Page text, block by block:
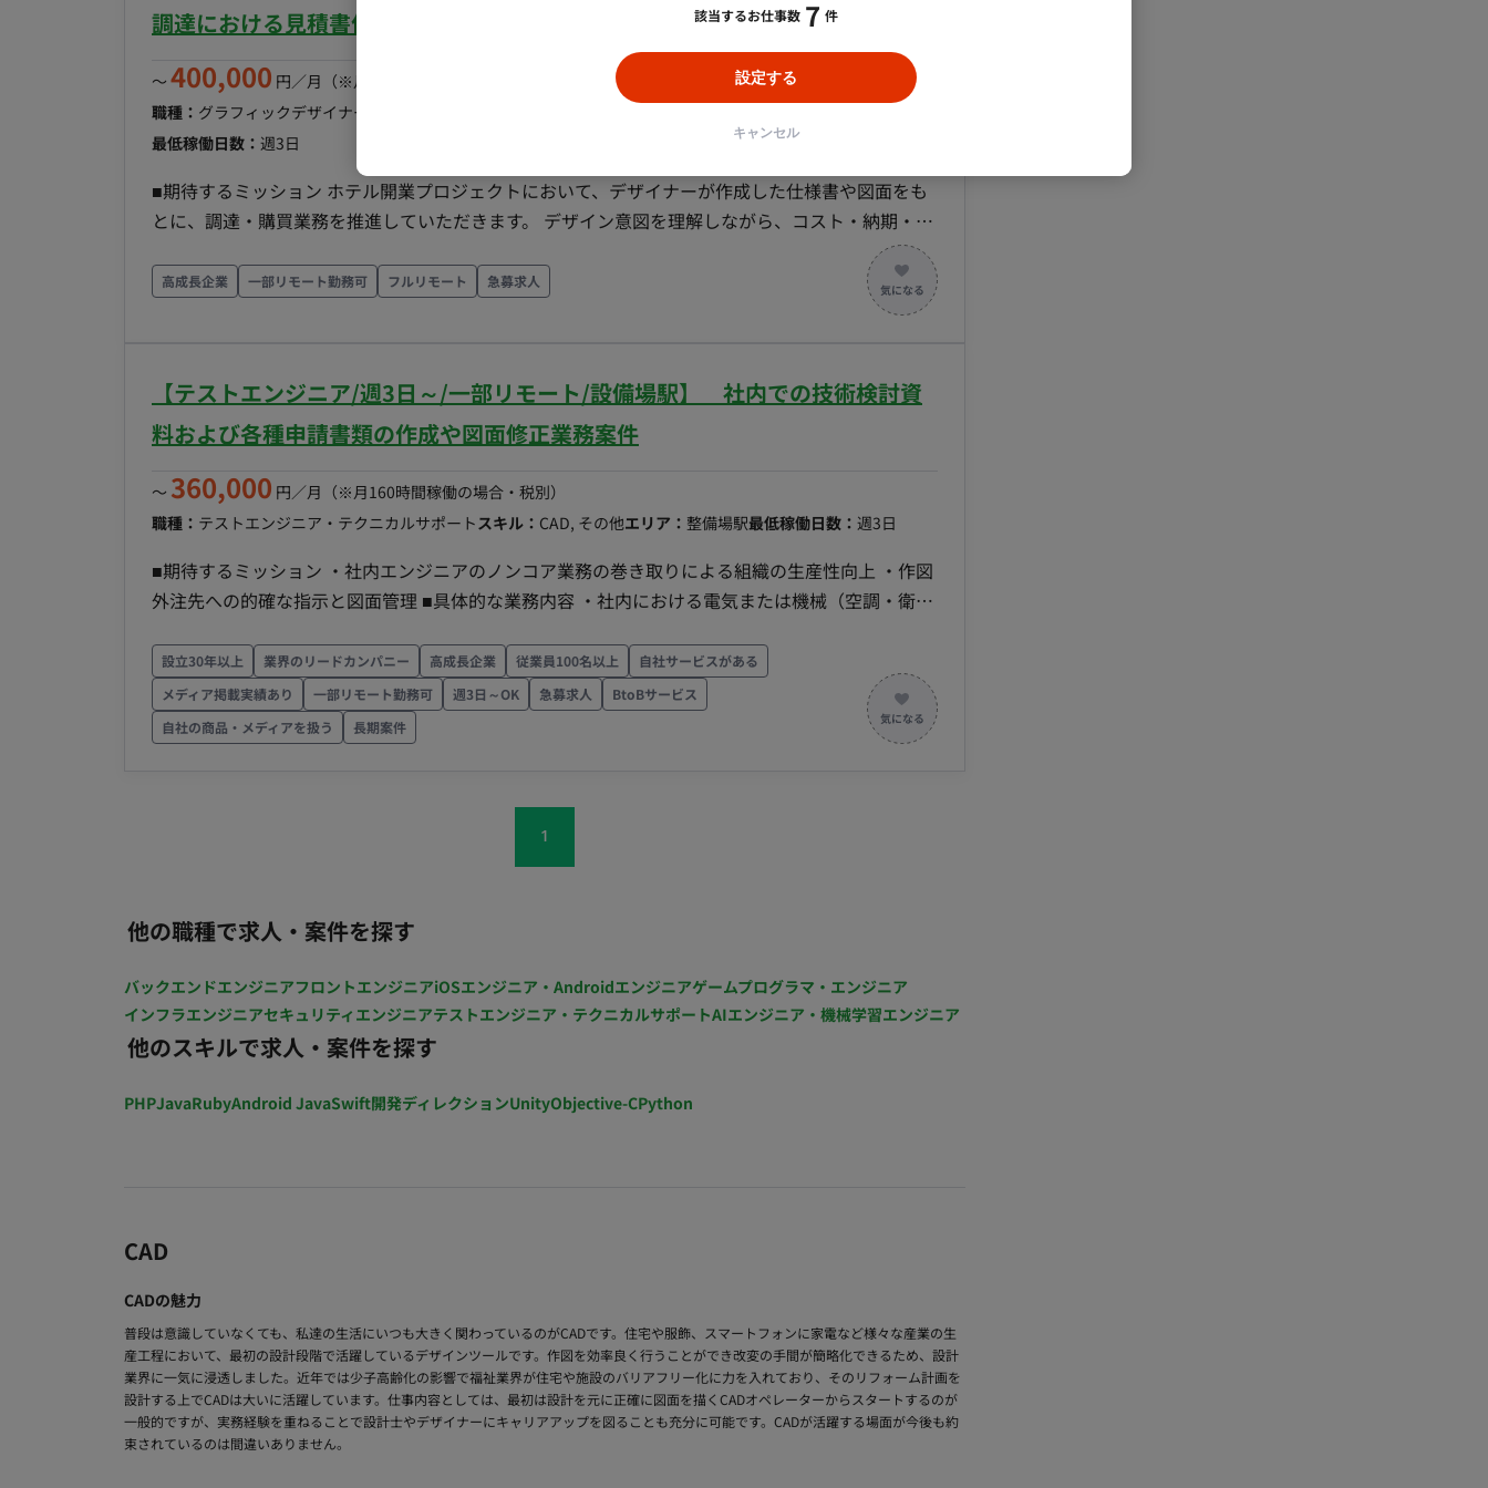
反映 ・プロジェクト関連の膨大なドキュメント（PDF、Excelなど）の整理・管理 ■働き方 ・月の
稼働量：応相談 ・リモート稼働：可能 ・コアタイム：10:00～17：00の間で稼働いただけると尚可
になります。 ※土日休み ※ホテルなどの現場出社も可能です！！
調達における見積書作成・ホテル向けOS&E・FF&E調達業務案件
〜 400,000 円／月 （※月160時間稼働の場合・税別）
職種： グラフィックデザイナー・CGデザイナー・イラストレーター
最低稼働日数： 週3日
■期待するミッション ホテル開業プロジェクトにおいて、デザイナーが作成した仕様書や図面をも
とに、調達・購買業務を推進していただきます。 デザイン意図を理解しながら、コスト・納期・品
【OS&E調達業務】 ・ホテル備品の選定支援 ・食器・グラス・カトラリー・寝具・アメニティ・客
品質管理 ・サプライヤー管理 ・開業準備・納品立会い 【資料作成・事務サポート】 ・Excelでの調
達リスト管理 ・発注書作成 ・各種資料整理 ・PDF・Excelデータ管理 ■働き方 ・月の稼働量：応相
す。 ※土日休み ※ホテルなどの現場出社も可能です！！
高成長企業 一部リモート勤務可 フルリモート 急募求人
【テストエンジニア/週3日～/一部リモート/設備場駅】 社内での技術検討資
料および各種申請書類の作成や図面修正業務案件
〜 360,000 円／月 （※月160時間稼働の場合・税別）
職種： テストエンジニア・テクニカルサポートスキル： CAD, その他エリア： 整備場駅最低稼働日数： 週3日
■期待するミッション ・社内エンジニアのノンコア業務の巻き取りによる組織の生産性向上 ・作図
外注先への的確な指示と図面管理 ■具体的な業務内容 ・社内における電気または機械（空調・衛
注先へ提出する指示資料の作成および納品図面のチェック
設立30年以上 業界のリードカンパニー 高成長企業 従業員100名以上
自社サービスがある
メディア掲載実績あり
一部リモート勤務可 週3日～OK 急募求人
BtoBサービス
自社の商品・メディアを扱う
長期案件
1
他の職種で求人・案件を探す
バックエンドエンジニアフロントエンジニアiOSエンジニア・Androidエンジニアゲームプログラマ・エンジニア
インフラエンジニアセキュリティエンジニアテストエンジニア・テクニカルサポートAIエンジニア・機械学習エンジニア
他のスキルで求人・案件を探す
PHPJavaRubyAndroid JavaSwift開発ディレクションUnityObjective-CPython
CAD
CADの魅力
普段は意識していなくても、私達の生活にいつも大きく関わっているのがCADです。住宅や服飾、スマートフォンに家電など様々な産業の生
産工程において、最初の設計段階で活躍しているデザインツールです。作図を効率良く行うことができ改変の手間が簡略化できるため、設計
業界に一気に浸透しました。近年では少子高齢化の影響で福祉業界が住宅や施設のバリアフリー化に力を入れており、そのリフォーム計画を
設計する上でCADは大いに活躍しています。仕事内容としては、最初は設計を元に正確に図面を描くCADオペレーターからスタートするのが
一般的ですが、実務経験を重ねることで設計士やデザイナーにキャリアアップを図ることも充分に可能です。CADが活躍する場面が今後も約
束されているのは間違いありません。
該当するお仕事数 7 件
設定する
キャンセル